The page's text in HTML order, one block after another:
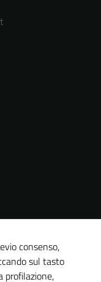
consenso,
sul tasto
profilazione,